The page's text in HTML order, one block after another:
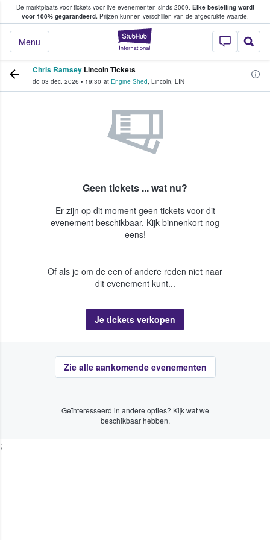
De marktplaats voor tickets voor live-evenementen sinds 2009. Elke bestelling wordt
voor 100% gegarandeerd.Prijzen kunnen verschillen van de afgedrukte waarde.
StubHub: waar
Menu
tickets kopen en verkopen
Chris Ramsey Lincoln Tickets
do 03 dec. 2026 • 19:30 at Engine Shed, Lincoln, LIN
Geen tickets ... wat nu?
Er zijn op dit moment geen tickets voor dit
evenement beschikbaar. Kijk binnenkort nog
eens!
Of als je om de een of andere reden niet naar
dit evenement kunt...
Je tickets verkopen
Zie alle aankomende evenementen
Geïnteresseerd in andere opties? Kijk wat we
beschikbaar hebben.
;